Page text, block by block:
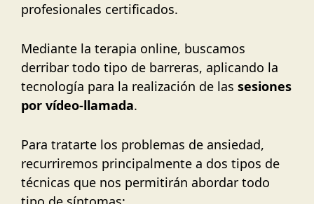
profesionales certificados.
Mediante la terapia online, buscamos
derribar todo tipo de barreras, aplicando la
tecnología para la realización de las sesiones
por vídeo-llamada.
Para tratarte los problemas de ansiedad,
recurriremos principalmente a dos tipos de
técnicas que nos permitirán abordar todo